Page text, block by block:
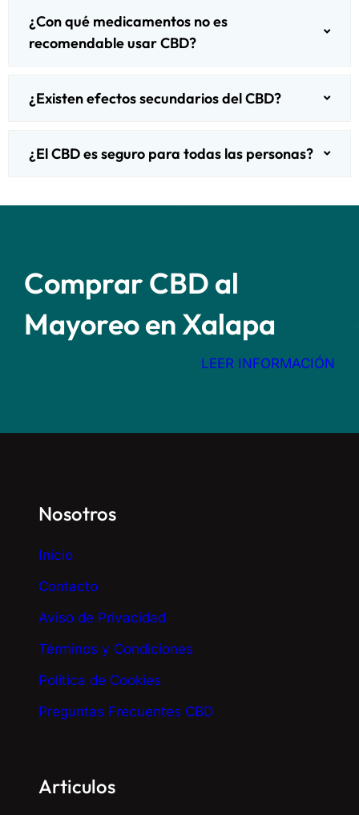
¿Con qué medicamentos no es
recomendable usar CBD?
¿Existen efectos secundarios del CBD?
¿El CBD es seguro para todas las personas?
Comprar CBD al
Mayoreo en Xalapa
LEER INFORMACIÓN
Nosotros
Inicio
Contacto
Aviso de Privacidad
Términos y Condiciones
Politica de Cookies
Preguntas Frecuentes CBD
Articulos